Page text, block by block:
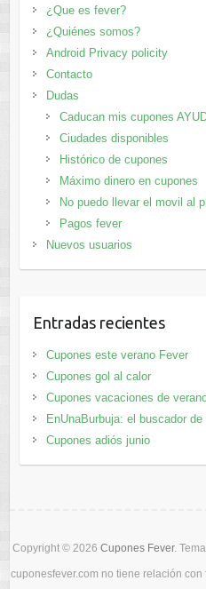
¿Que es fever?
¿Quiénes somos?
Android Privacy policity
Contacto
Dudas
Caducan mis cupones
Ciudades disponibles
Histórico de cupones
Máximo dinero en cupones
No puedo llevar el movil al
Pagos fever
Nuevos usuarios
Entradas recientes
Cupones este verano Fever
Cupones gol al calor
Cupones vacaciones de
EnUnaBurbuja: el buscador
Cupones adiós junio
Copyright © 2026 Cupones Fever.
cuponesfever.com no tiene relación